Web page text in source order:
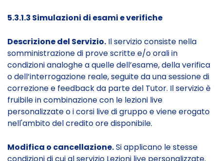
5.3.1.3 Simulazioni di esami e verifiche
Descrizione del Servizio. Il servizio consiste nella
somministrazione di prove scritte e/o orali in
condizioni analoghe a quelle dell’esame, della verifica
o dell’interrogazione reale, seguite da una sessione di
correzione e feedback da parte del Tutor. Il servizio è
fruibile in combinazione con le lezioni live
personalizzate o i corsi live di gruppo e viene erogato
nell'ambito del credito ore disponibile.
Modifica o cancellazione.Si applicano le stesse